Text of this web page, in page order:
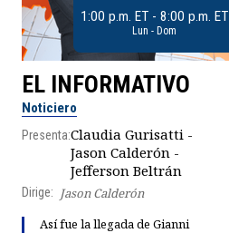
1:00 p.m. ET - 8:00 p.m. ET
Lun - Dom
EL INFORMATIVO
Noticiero
Presenta:Claudia Gurisatti -
Jason Calderón -
Jefferson Beltrán
Dirige:
Jason Calderón
Así fue la llegada de Gianni